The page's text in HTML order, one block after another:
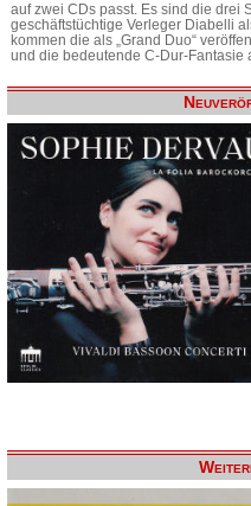
auf zwei CDs passt. Es sind die drei
geschäftstüchtige Verleger Diabelli
kommen die als „Grand Duo“
und die bedeutende C-Dur-Fantasie